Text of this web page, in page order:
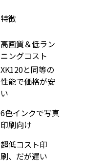
特徴
高画質＆低ラン
ニングコスト
XK120と同等の
性能で価格が安
い
6色インクで写真
印刷向け
超低コスト印
刷、だが遅い